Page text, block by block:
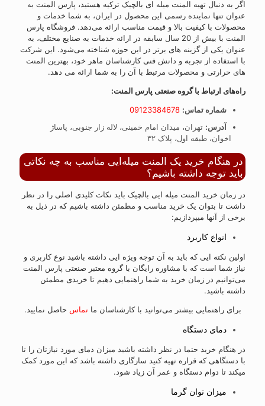
اگر به دنبال تهیه المنت میله ای بالچیک ترکیه هستید، پارس المنت به
عنوان تنها نماینده رسمی این محصول در ایران، به شما خدمات و
محصولات با کیفیت بالا و قیمت مناسب ارائه می‌دهد. فروشگاه پارس
المنت با بیش از 20 سال سابقه در ارائه خدمات به صنایع مختلف، به
عنوان یکی از گزینه های برتر در این حوزه شناخته می‌شود. این شرکت
با استفاده از تجربه و دانش فنی کارشناسان ماهر خود، بهترین المنت
های حرارتی و محصولات مرتبط با آن را به شما ارائه می دهد.
راه‌های ارتباط با گروه صنعتی پارس المنت:
شماره تماس: 09123384678
آدرس: تهران، میدان امام خمینی، لاله زار جنوبی، پاساژ
اخوان، طبقه اول، پلاک ۳۲
در هنگام خرید یک المنت میله‌ایی مناسب به چه نکاتی
باید توجه داشته باشیم؟
در زمان خرید المنت میله ایی بالچیک باید نکات کلیدی اصلی را در نظر
داشت تا بتوان یک خرید مناسب و مطمئن داشته باشیم که در ذیل به
برخی از آنها میپردازیم:
انواع کاربرد
اولین نکته ایی که باید به آن توجه ویژه ایی داشته باشید نوع کاربری و
نیاز شما است که با مشاوره رایگان با گروه معتبر صنعتی پارس المنت
می‌توانیم در زمان خرید به شما راهنمایی دهیم تا خریدی مطمئن
داشته باشید.
برای راهنمایی بیشتر می‌توانید با کارشناسان ماتماس حاصل نمایید.
دمای دستگاه
در هنگام خرید حتما در نظر داشته باشید میزان دمای مورد نیازتان را تا
با دستگاهی که قراره تهیه کنید سازگاری داشته باشد که این مورد کمک
میکند تا دوام دستگاه و عمر آن زیاد شود.
میزان توان گرما